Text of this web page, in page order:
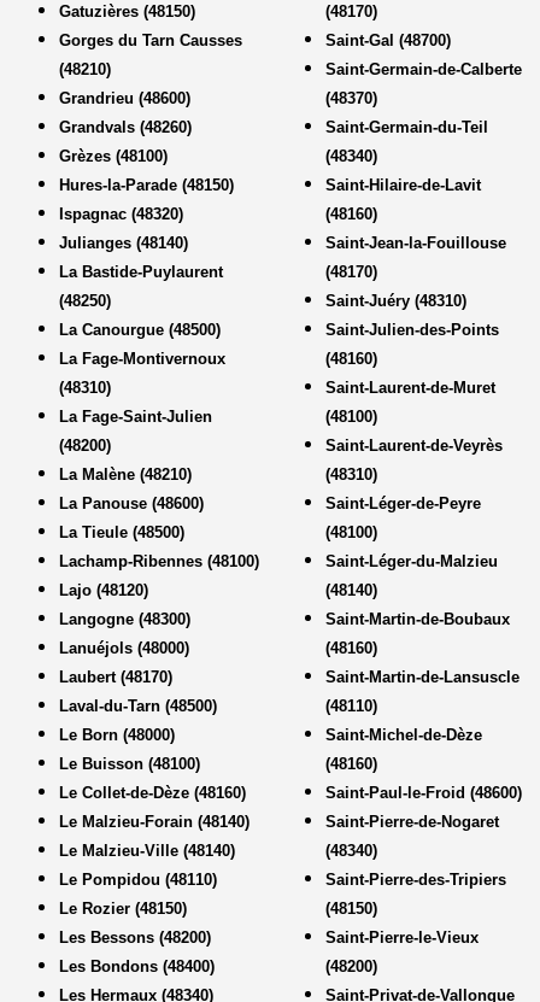
Gatuzières (48150)
Gorges du Tarn Causses
(48210)
Grandrieu (48600)
Grandvals (48260)
Grèzes (48100)
Hures-la-Parade (48150)
Ispagnac (48320)
Julianges (48140)
La Bastide-Puylaurent
(48250)
La Canourgue (48500)
La Fage-Montivernoux
(48310)
La Fage-Saint-Julien
(48200)
La Malène (48210)
La Panouse (48600)
La Tieule (48500)
Lachamp-Ribennes (48100)
Lajo (48120)
Langogne (48300)
Lanuéjols (48000)
Laubert (48170)
Laval-du-Tarn (48500)
Le Born (48000)
Le Buisson (48100)
Le Collet-de-Dèze (48160)
Le Malzieu-Forain (48140)
Le Malzieu-Ville (48140)
Le Pompidou (48110)
Le Rozier (48150)
Les Bessons (48200)
Les Bondons (48400)
Les Hermaux (48340)
(48170)
Saint-Gal (48700)
Saint-Germain-de-Calberte
(48370)
Saint-Germain-du-Teil
(48340)
Saint-Hilaire-de-Lavit
(48160)
Saint-Jean-la-Fouillouse
(48170)
Saint-Juéry (48310)
Saint-Julien-des-Points
(48160)
Saint-Laurent-de-Muret
(48100)
Saint-Laurent-de-Veyrès
(48310)
Saint-Léger-de-Peyre
(48100)
Saint-Léger-du-Malzieu
(48140)
Saint-Martin-de-Boubaux
(48160)
Saint-Martin-de-Lansuscle
(48110)
Saint-Michel-de-Dèze
(48160)
Saint-Paul-le-Froid (48600)
Saint-Pierre-de-Nogaret
(48340)
Saint-Pierre-des-Tripiers
(48150)
Saint-Pierre-le-Vieux
(48200)
Saint-Privat-de-Vallongue